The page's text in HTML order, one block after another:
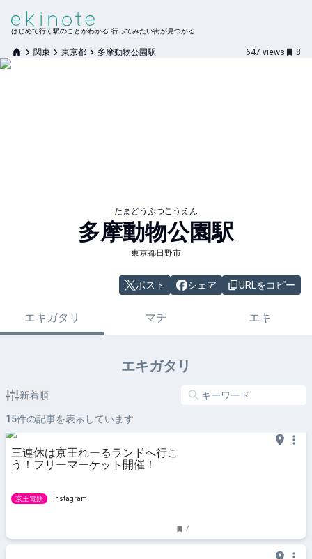
はじめて行く駅のことがわかる 行ってみたい街が見つかる
関東 東京都 多摩動物公園駅 647 views 8
たまどうぶつこうえん
多摩動物公園駅
東京都日野市
ポスト シェア URLをコピー
エキガタリ マチ エキ
エキガタリ
新着順
15件の記事を表示しています
三連休は京王れーるランドへ行こ
う！フリーマーケット開催！
京王電鉄 Instagram
7